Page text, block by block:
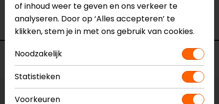
Kleur
N.v.t.
Motormerk
Suzuki
Voorraad
Vestiging Apeldoorn
of inhoud weer te geven en ons verkeer te
analyseren. Door op ‘Alles accepteren’ te
klikken, stem je in met ons gebruik van cookies.
Noodzakelijk
Statistieken
Voorkeuren